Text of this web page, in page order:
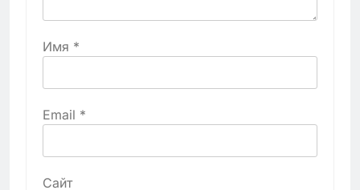
Имя *
Email *
Сайт